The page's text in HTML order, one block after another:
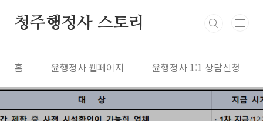
청주행정사 스토리
홈 윤행정사 웹페이지 윤행정사 1:1 상담신청